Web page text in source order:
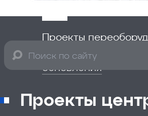
Проекты
модернизации и
обновления
Проекты